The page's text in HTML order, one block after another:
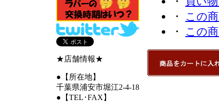
★店舗情報★
●【所在地】
千葉県浦安市堀江2-4-18
●【TEL･FAX】
・ この
・ この